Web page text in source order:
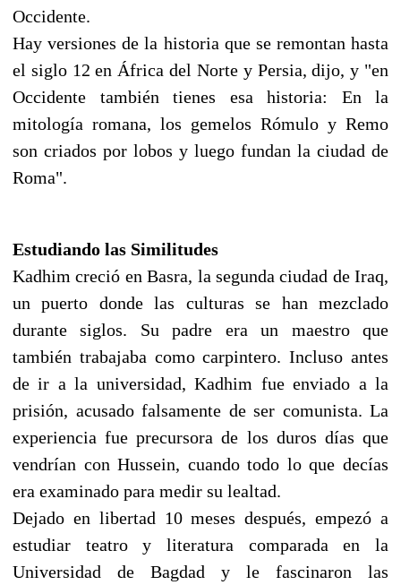
Occidente.
Hay versiones de la historia que se remontan hasta
el siglo 12 en África del Norte y Persia, dijo, y "en
Occidente también tienes esa historia: En la
mitología romana, los gemelos Rómulo y Remo
son criados por lobos y luego fundan la ciudad de
Roma".
Estudiando las Similitudes
Kadhim creció en Basra, la segunda ciudad de Iraq,
un puerto donde las culturas se han mezclado
durante siglos. Su padre era un maestro que
también trabajaba como carpintero. Incluso antes
de ir a la universidad, Kadhim fue enviado a la
prisión, acusado falsamente de ser comunista. La
experiencia fue precursora de los duros días que
vendrían con Hussein, cuando todo lo que decías
era examinado para medir su lealtad.
Dejado en libertad 10 meses después, empezó a
estudiar teatro y literatura comparada en la
Universidad de Bagdad y le fascinaron las